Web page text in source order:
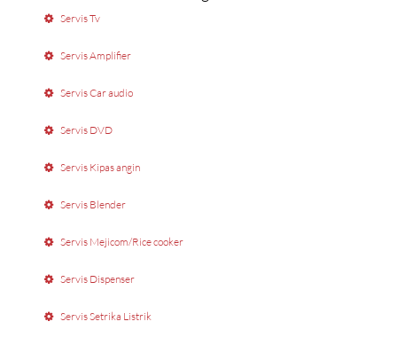
Servis Tv
Servis Amplifier
Servis Car audio
Servis DVD
Servis Kipas angin
Servis Blender
Servis Mejicom/Rice cooker
Servis Dispenser
Servis Setrika Listrik